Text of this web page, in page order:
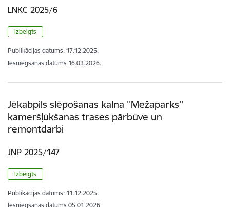
LNKC 2025/6
Izbeigts
Publikācijas datums: 17.12.2025.
Iesniegšanas datums 16.03.2026.
Jēkabpils slēpošanas kalna ''Mežaparks''
kameršļūkšanas trases pārbūve un
remontdarbi
JNP 2025/147
Izbeigts
Publikācijas datums: 11.12.2025.
Iesniegšanas datums 05.01.2026.